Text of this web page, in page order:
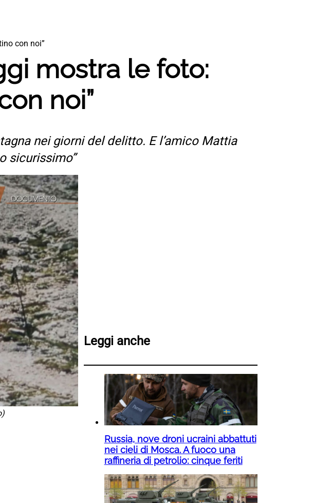
con noi”
mostra le foto:
noi”
nei giorni del delitto. E l’amico Mattia
sicurissimo”
Leggi anche
Russia, nove droni ucraini abbattuti
nei cieli di Mosca. A fuoco una
raffineria di petrolio: cinque feriti